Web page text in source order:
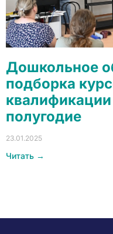
Дошкольное
подборка
полугодие
23.01.2025
Читать →